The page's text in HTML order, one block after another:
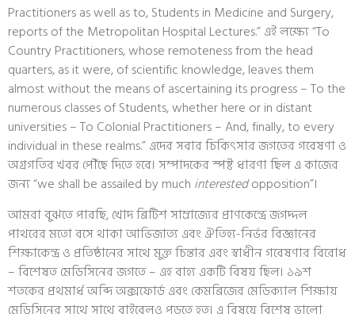
Practitioners as well as to, Students in Medicine and Surgery,
reports of the Metropolitan Hospital Lectures.” এই লক্ষ্যে “To
Country Practitioners, whose remoteness from the head
quarters, as it were, of scientific knowledge, leaves them
almost without the means of ascertaining its progress – To the
numerous classes of Students, whether here or in distant
universities – To Colonial Practitioners – And, finally, to every
individual in these realms.” এদের সবার চিকিৎসার জগতের গবেষণা ও
অগ্রগতির খবর পৌঁছে দিতে হবে। সম্পাদকের স্পষ্ট ধারণা ছিল এ কাজের
জন্য “we shall be assailed by much interestedopposition”।
আমরা বুঝতে পারছি, খোদ ব্রিটিশ সাম্রাজ্যের প্রাণকেন্দ্রে জগদ্দল
পাথরের মতো বসে থাকা আভিজাত্য এবং ঐতিহ্য-নির্ভর বিজ্ঞানের
শিক্ষাকেন্দ্র ও প্রতিষ্ঠানের সাথে মুক্ত চিন্তার এবং স্বাধীন গবেষণার বিরোধ
– বিশেষত মেডিসিনের জগতে – এহ বাহ্য একটি বিষয় ছিল। ১৯শ
শতকের প্রথমার্ধ অব্দি অক্সফোর্ড এবং কেমব্রিজের মেডিক্যাল শিক্ষায়
মেডিসিনের সাথে সাথে বাইবেলও পড়তে হত। এ বিষয়ে বিশেষ ভালো